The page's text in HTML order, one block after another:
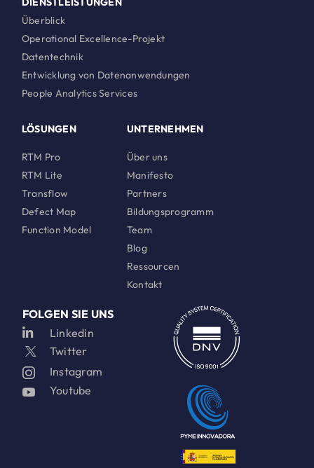
Überblick
Operational Excellence-Projekt
Datentechnik
Entwicklung von Datenanwendungen
People Analytics Services
LÖSUNGEN
RTM Pro
RTM Lite
Transflow
Defect Map
Function Model
UNTERNEHMEN
Über uns
Manifesto
Partners
Bildungsprogramm
Team
Blog
Ressourcen
Kontakt
FOLGEN SIE UNS
Linkedin
Twitter
Instagram
Youtube